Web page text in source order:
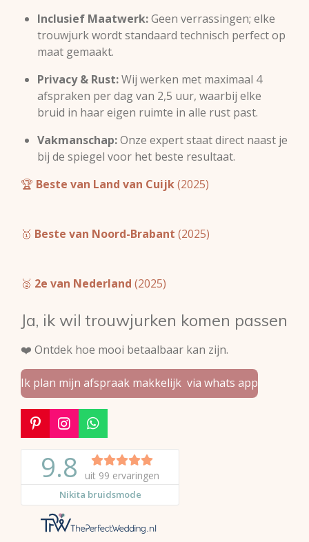
Inclusief Maatwerk:Geen verrassingen; elke
trouwjurk wordt standaard technisch perfect op
maat gemaakt.
Privacy & Rust:Wij werken met maximaal 4
afspraken per dag van 2,5 uur, waarbij elke
bruid in haar eigen ruimte in alle rust past.
Vakmanschap:Onze expert staat direct naast je
bij de spiegel voor het beste resultaat.
🏆 Beste van Land van Cuijk(2025)
🥇 Beste van Noord-Brabant (2025)
🥈 2e van Nederland (2025)
Ja, ik wil trouwjurken komen passen
❤️ Ontdek hoe mooi betaalbaar kan zijn.
Ik plan mijn afspraak makkelijk via whats app
P
i
n
e
e
I
n
s
t
a
g
r
a
m
W
h
a
t
s
A
p